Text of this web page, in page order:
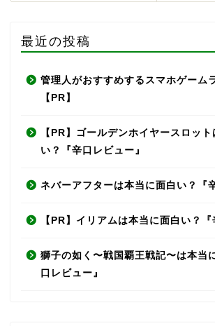
最近の投稿
管理人がおすすめするスマホゲーム
【PR】
【PR】ゴールデンホイヤースロット
い？『辛口レビュー』
ネバーアフターは本当に面白い？『
【PR】イリアムは本当に面白い？『
獅子の如く〜戦国覇王戦記〜は本当
口レビュー』